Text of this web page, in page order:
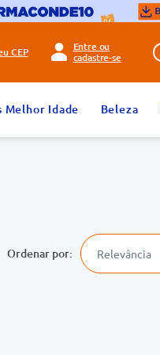
CEP
Entre ou
cadastre-se
Melhor Idade Beleza
Relevância